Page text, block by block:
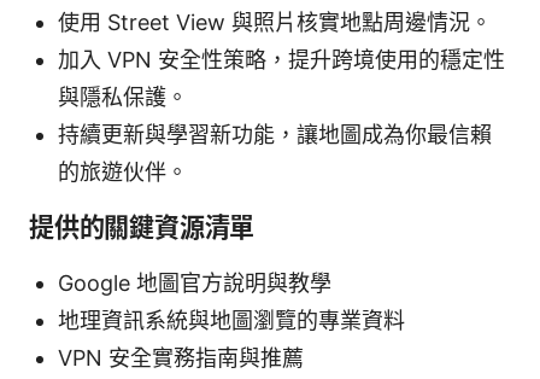
使用 Street View 與照片核實地點周邊情況。
加入 VPN 安全性策略，提升跨境使用的穩定性
與隱私保護。
持續更新與學習新功能，讓地圖成為你最信賴
的旅遊伙伴。
提供的關鍵資源清單
Google 地圖官方說明與教學
地理資訊系統與地圖瀏覽的專業資料
VPN 安全實務指南與推薦